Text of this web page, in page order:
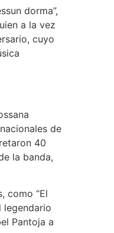
dorma”,
a la vez
cuyo
de
40
la banda,
como “El
legendario
Pantoja a